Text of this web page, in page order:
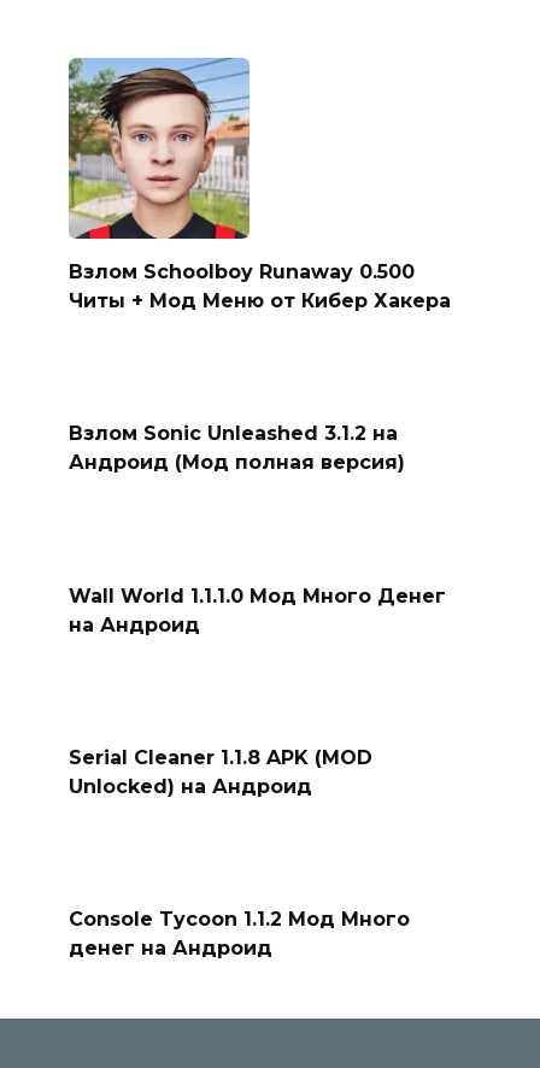
Взлом Schoolboy Runaway 0.500
Читы + Мод Меню от Кибер Хакера
Взлом Sonic Unleashed 3.1.2 на
Андроид (Мод полная версия)
Wall World 1.1.1.0 Мод Много Денег
на Андроид
Serial Cleaner 1.1.8 APK (MOD
Unlocked) на Андроид
Console Tycoon 1.1.2 Мод Много
денег на Андроид